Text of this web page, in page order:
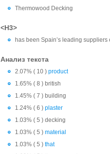
Thermowood Decking
<H3>
has been Spain’s leading
Анализ текста
2.07% ( 10 ) product
1.65% ( 8 ) british
1.45% ( 7 ) building
1.24% ( 6 ) plaster
1.03% ( 5 ) decking
1.03% ( 5 ) material
1.03% ( 5 ) that